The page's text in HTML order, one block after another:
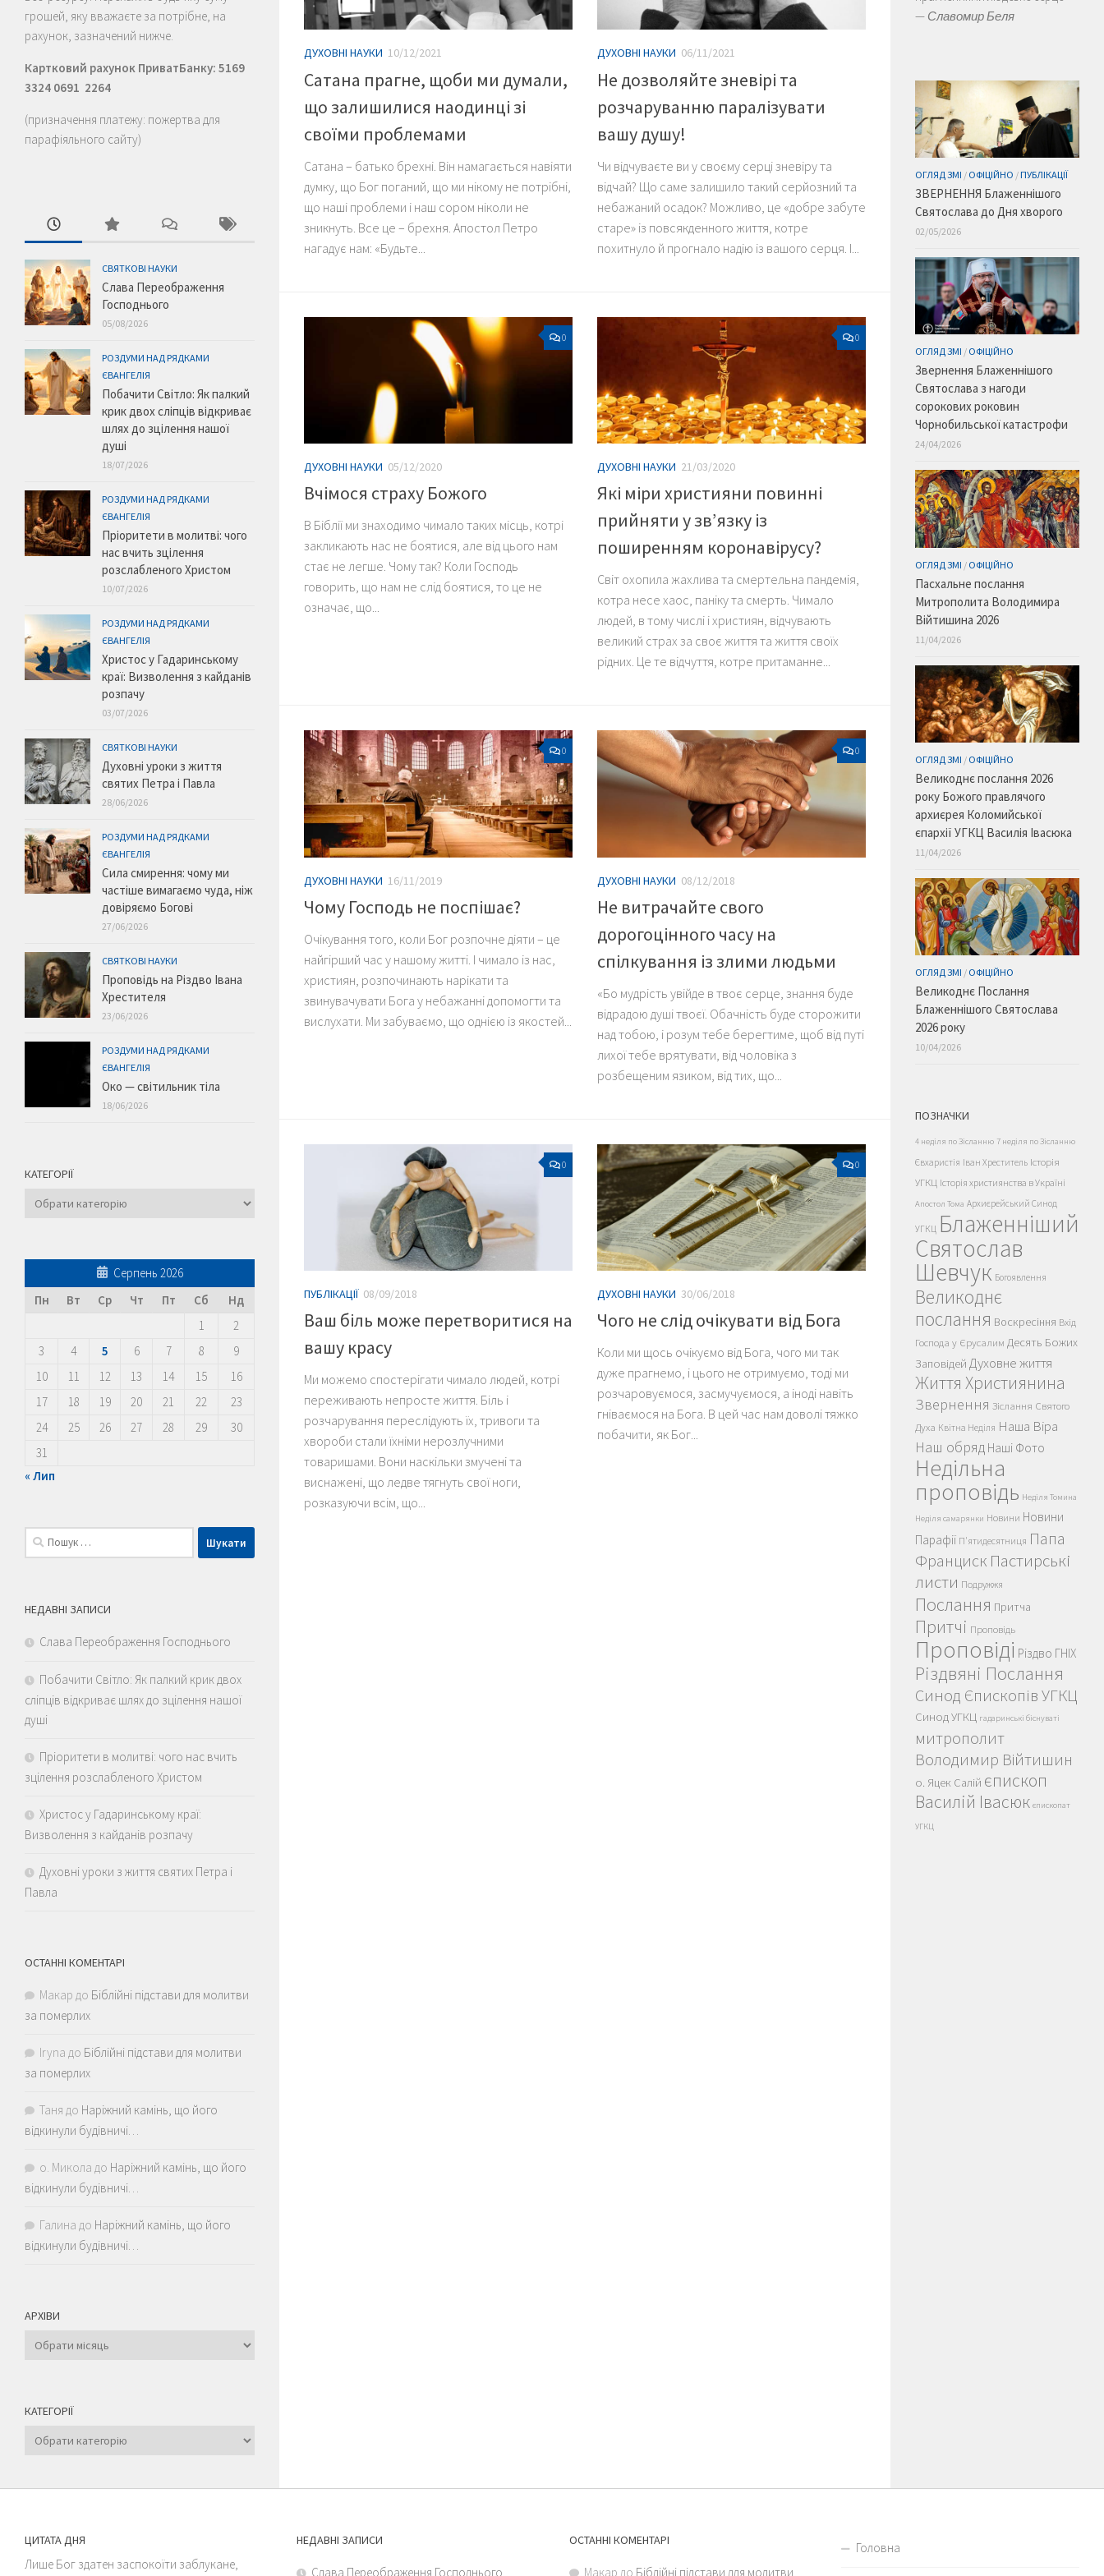
ДУХОВНІ НАУКИ 10/12/2021
Сатана прагне, щоби ми думали,
що залишилися наодинці зі
своїми проблемами
Сатана – батько брехні. Він намагається навіяти
думку, що Бог поганий, що ми нікому не потрібні,
що наші проблеми і наш сором ніколи не
зникнуть. Все це – брехня. Апостол Петро
нагадує нам: «Будьте...
ДУХОВНІ НАУКИ 06/11/2021
Не дозволяйте зневірі та
розчаруванню паралізувати
вашу душу!
Чи відчуваєте ви у своєму серці зневіру та
відчай? Що саме залишило такий серйозний та
небажаний осадок? Можливо, це «добре забуте
старе» із повсякденного життя, котре
похитнуло й прогнало надію із вашого серця. І...
0
ДУХОВНІ НАУКИ 05/12/2020
Вчімося страху Божого
В Біблії ми знаходимо чимало таких місць, котрі
закликають нас не боятися, але від цього нам
стає не легше. Чому так? Коли Господь
говорить, що нам не слід боятися, то це не
означає, що...
0
ДУХОВНІ НАУКИ 21/03/2020
Які міри християни повинні
прийняти у зв’язку із
поширенням коронавірусу?
Світ охопила жахлива та смертельна пандемія,
котра несе хаос, паніку та смерть. Чимало
людей, в тому числі і християн, відчувають
великий страх за своє життя та життя своїх
рідних. Це те відчуття, котре притаманне...
0
ДУХОВНІ НАУКИ 16/11/2019
Чому Господь не поспішає?
Очікування того, коли Бог розпочне діяти – це
найгірший час у нашому житті. І чимало із нас,
християн, розпочинають нарікати та
звинувачувати Бога у небажанні допомогти та
вислухати. Ми забуваємо, що однією із якостей...
0
ДУХОВНІ НАУКИ 08/12/2018
Не витрачайте свого
дорогоцінного часу на
спілкування із злими людьми
«Бо мудрість увійде в твоє серце, знання буде
відрадою душі твоєї. Обачність буде сторожити
над тобою, і розум тебе берегтиме, щоб від путі
лихої тебе врятувати, від чоловіка з
розбещеним язиком, від тих, що...
0
ПУБЛІКАЦІЇ 08/09/2018
Ваш біль може перетворитися на
вашу красу
Ми можемо спостерігати чимало людей, котрі
переживають непросте життя. Біль і
розчарування переслідують їх, тривоги та
хвороби стали їхніми нерозлучними
товаришами. Вони наскільки змучені та
виснажені, що ледве тягнуть свої ноги,
розказуючи всім, що...
0
ДУХОВНІ НАУКИ 30/06/2018
Чого не слід очікувати від Бога
Коли ми щось очікуємо від Бога, чого ми так
дуже прагнемо, і цього не отримуємо, тоді ми
розчаровуємося, засмучуємося, а іноді навіть
гніваємося на Бога. В цей час нам доволі тяжко
побачити, як Бог...
грошей, яку вважаєте за потрібне, на
рахунок, зазначений нижче.
Картковий рахунок ПриватБанку: 5169
3324 0691 2264
(призначення платежу: пожертва для
парафіяльного сайту)
СВЯТКОВІ НАУКИ
Слава Переображення
Господнього
05/08/2026
РОЗДУМИ НАД РЯДКАМИ
ЄВАНГЕЛІЯ
Побачити Світло: Як палкий
крик двох сліпців відкриває
шлях до зцілення нашої
душі
18/07/2026
РОЗДУМИ НАД РЯДКАМИ
ЄВАНГЕЛІЯ
Пріоритети в молитві: чого
нас вчить зцілення
розслабленого Христом
10/07/2026
РОЗДУМИ НАД РЯДКАМИ
ЄВАНГЕЛІЯ
Христос у Гадаринському
краї: Визволення з кайданів
розпачу
03/07/2026
СВЯТКОВІ НАУКИ
Духовні уроки з життя
святих Петра і Павла
28/06/2026
РОЗДУМИ НАД РЯДКАМИ
ЄВАНГЕЛІЯ
Сила смирення: чому ми
частіше вимагаємо чуда, ніж
довіряємо Богові
27/06/2026
СВЯТКОВІ НАУКИ
Проповідь на Різдво Івана
Хрестителя
23/06/2026
РОЗДУМИ НАД РЯДКАМИ
ЄВАНГЕЛІЯ
Око — світильник тіла
18/06/2026
КАТЕГОРІЇ
Категорії
Серпень 2026
Пн
Вт Ср Чт Пт Сб
Нд
1
2
3
4 5 6 7 8
9
10
11 12 13 14 15
16
17
18 19 20 21 22
23
24
25 26 27 28 29
30
31
« Лип
Пошук:
НЕДАВНІ ЗАПИСИ
Слава Переображення Господнього
Побачити Світло: Як палкий крик двох
сліпців відкриває шлях до зцілення нашої
душі
Пріоритети в молитві: чого нас вчить
зцілення розслабленого Христом
Христос у Гадаринському краї:
Визволення з кайданів розпачу
Духовні уроки з життя святих Петра і
Павла
ОСТАННІ КОМЕНТАРІ
Макар до Біблійні підстави для молитви
за померлих
Iryna до Біблійні підстави для молитви
за померлих
Таня до Наріжний камінь, що його
відкинули будівничі…
о. Микола до Наріжний камінь, що його
відкинули будівничі…
Галина до Наріжний камінь, що його
відкинули будівничі…
АРХІВИ
Архіви
КАТЕГОРІЇ
Категорії
— Славомир Беля
ОГЛЯД ЗМІ / ОФІЦІЙНО /ПУБЛІКАЦІЇ
ЗВЕРНЕННЯ Блаженнішого
Святослава до Дня хворого
02/05/2026
ОГЛЯД ЗМІ / ОФІЦІЙНО
Звернення Блаженнішого
Святослава з нагоди
сорокових роковин
Чорнобильської катастрофи
24/04/2026
ОГЛЯД ЗМІ / ОФІЦІЙНО
Пасхальне послання
Митрополита Володимира
Війтишина 2026
11/04/2026
ОГЛЯД ЗМІ / ОФІЦІЙНО
Великоднє послання 2026
року Божого правлячого
архиєрея Коломийської
єпархії УГКЦ Василія Івасюка
11/04/2026
ОГЛЯД ЗМІ / ОФІЦІЙНО
Великоднє Послання
Блаженнішого Святослава
2026 року
10/04/2026
ПОЗНАЧКИ
4 неділя по Зісланню 7 неділя по Зісланню
Євхаристія Іван Хреститель Історія
УГКЦ Історія християнства в Україні
Апостол Тома Архиєрейський Синод
УГКЦ Блаженніший
Святослав
Шевчук Богоявлення
Великоднє
послання Воскресіння Вхід
Господа у Єрусалим Десять Божих
Заповідей Духовне життя
Життя Християнина
Звернення Зіслання Святого
Духа Квітна Неділя Наша Віра
Наш обряд Наші Фото
Недільна
проповідь Неділя Томина
Неділя самарянки Новини Новини
Парафії П'ятидесятниця Папа
Франциск Пастирські
листи Подружжя
Послання Притча
Притчі Проповідь
Проповіді Різдво ГНІХ
Різдвяні Послання
Синод Єпископів УГКЦ
Синод УГКЦ гадаринські біснуваті
митрополит
Володимир Війтишин
о. Яцек Салій єпископ
Василій Івасюк єпископат
УГКЦ
ЦИТАТА ДНЯ
Лише Бог здатен заспокоїти заблукане,
НЕДАВНІ ЗАПИСИ
Слава Переображення Господнього
ОСТАННІ КОМЕНТАРІ
Макар до Біблійні підстави для молитви
Головна